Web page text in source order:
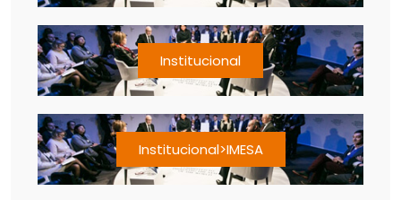
Institucional
Institucional>IMESA